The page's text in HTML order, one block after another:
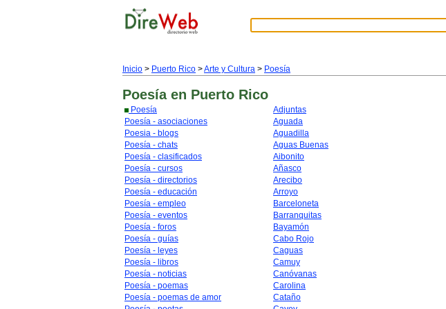
Inicio > Puerto Rico >Arte y Cultura > Poesía
Poesía en Puerto Rico
Poesía
Poesía - asociaciones
Poesia - blogs
Poesía - chats
Poesía - clasificados
Poesía - cursos
Poesía - directorios
Poesía - educación
Poesía - empleo
Poesía - eventos
Poesía - foros
Poesía - guías
Poesía - leyes
Poesía - libros
Poesía - noticias
Poesía - poemas
Poesía - poemas de amor
Adjuntas
Aguada
Aguadilla
Aguas Buenas
Aibonito
Añasco
Arecibo
Arroyo
Barceloneta
Barranquitas
Bayamón
Cabo Rojo
Caguas
Camuy
Canóvanas
Carolina
Cataño